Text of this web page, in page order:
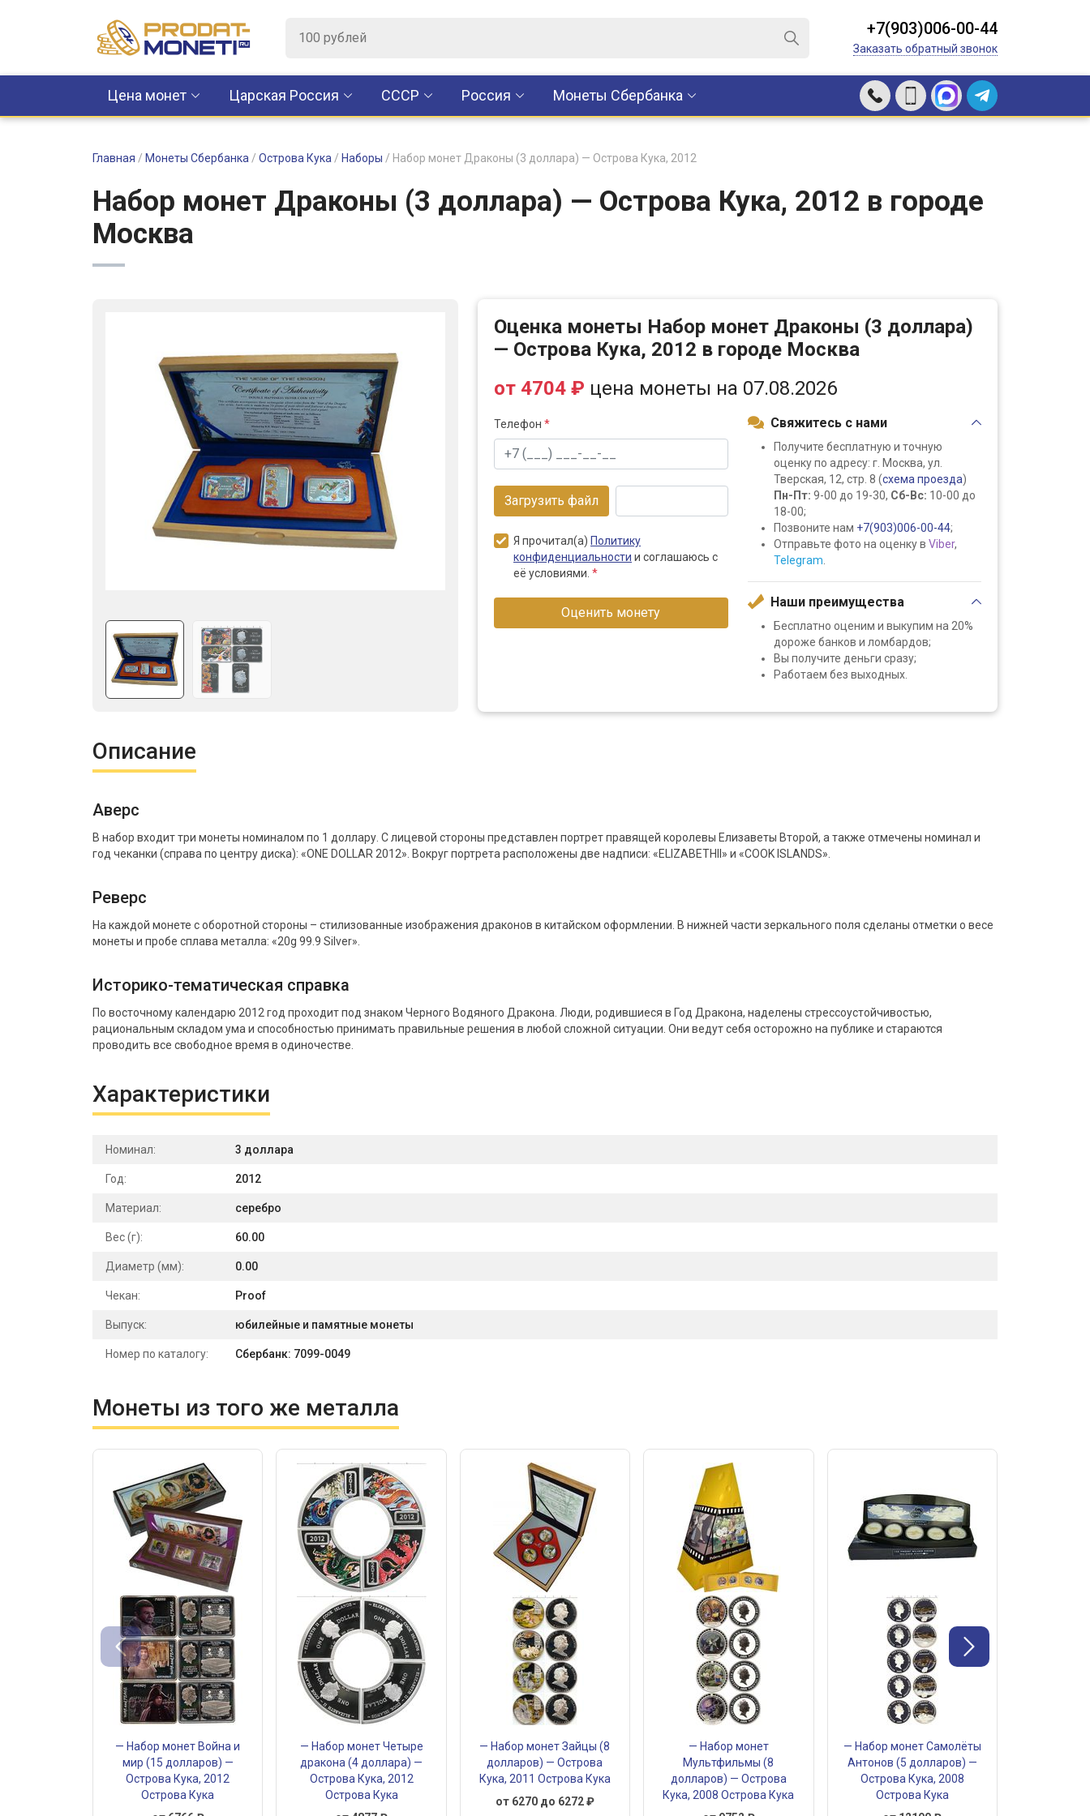
+7(903)006-00-44
Заказать обратный звонок
Цена монет Царская Россия CCCР Россия Монеты Сбербанка
Главная / Монеты Сбербанка / Острова Кука / Наборы / Набор монет Драконы (3 доллара) — Острова Кука, 2012
Набор монет Драконы (3 доллара) — Острова Кука, 2012 в городе
Москва
Оценка монеты Набор монет Драконы (3 доллара)
— Острова Кука, 2012 в городе Москва
от 4704 ₽ цена монеты на 07.08.2026
Телефон *
Загрузить файл
Я прочитал(а) Политику
конфиденциальности и соглашаюсь с
её условиями. *
Оценить монету
Свяжитесь с нами
Получите бесплатную и точную
оценку по адресу: г. Москва, ул.
Тверская, 12, стр. 8 (схема проезда)
Пн-Пт: 9-00 до 19-30, Сб-Вс: 10-00 до
18-00;
Позвоните нам +7(903)006-00-44;
Отправьте фото на оценку в Viber,
Telegram
Наши преимущества
Бесплатно оценим и выкупим на 20%
дороже банков и ломбардов;
Вы получите деньги сразу;
Работаем без выходных.
Описание
Аверс
В набор входит три монеты номиналом по 1 доллару. С лицевой стороны представлен портрет правящей королевы Елизаветы Второй, а также отмечены номинал и
год чеканки (справа по центру диска): «ONE DOLLAR 2012». Вокруг портрета расположены две надписи: «ELIZABETHII» и «COOK ISLANDS».
Реверс
На каждой монете с оборотной стороны – стилизованные изображения драконов в китайском оформлении. В нижней части зеркального поля сделаны отметки о весе
монеты и пробе сплава металла: «20g 99.9 Silver».
Историко-тематическая справка
По восточному календарю 2012 год проходит под знаком Черного Водяного Дракона. Люди, родившиеся в Год Дракона, наделены стрессоустойчивостью,
рациональным складом ума и способностью принимать правильные решения в любой сложной ситуации. Они ведут себя осторожно на публике и стараются
проводить все свободное время в одиночестве.
Характеристики
Номинал: 3 доллара
Год: 2012
Материал: серебро
Вес (г): 60.00
Диаметр (мм): 0.00
Чекан: Proof
Выпуск: юбилейные и памятные монеты
Номер по каталогу: Сбербанк: 7099-0049
Монеты из того же металла
— Набор монет Война и
мир (15 долларов) —
Острова Кука, 2012
Острова Кука
— Набор монет Четыре
дракона (4 доллара) —
Острова Кука, 2012
Острова Кука
— Набор монет Зайцы (8
долларов) — Острова
Кука, 2011 Острова Кука
от 6270 до 6272 ₽
— Набор монет
Мультфильмы (8
долларов) — Острова
Кука, 2008 Острова Кука
— Набор монет Самолёты
Антонов (5 долларов) —
Острова Кука, 2008
Острова Кука